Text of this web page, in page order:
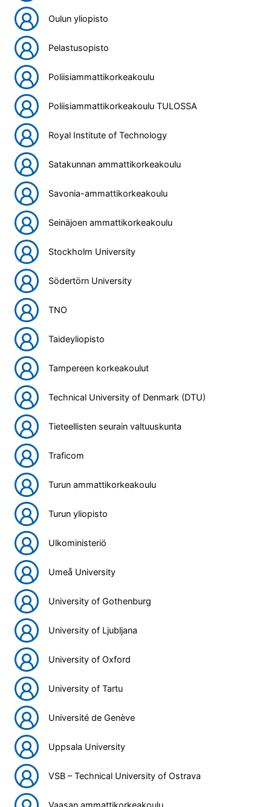
Oulun yliopisto
Pelastusopisto
Poliisiammattikorkeakoulu
Poliisiammattikorkeakoulu TULOSSA
Royal Institute of Technology
Satakunnan ammattikorkeakoulu
Savonia-ammattikorkeakoulu
Seinäjoen ammattikorkeakoulu
Stockholm University
Södertörn University
TNO
Taideyliopisto
Tampereen korkeakoulut
Technical University of Denmark (DTU)
Tieteellisten seurain valtuuskunta
Traficom
Turun ammattikorkeakoulu
Turun yliopisto
Ulkoministeriö
Umeå University
University of Gothenburg
University of Ljubljana
University of Oxford
University of Tartu
Université de Genève
Uppsala University
VSB – Technical University of Ostrava
Vaasan ammattikorkeakoulu